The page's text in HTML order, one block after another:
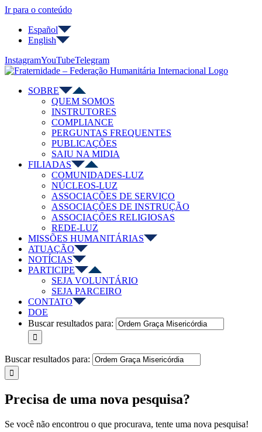
Ir para o conteúdo
Español
English
InstagramYouTubeTelegram
SOBRE
QUEM SOMOS
INSTRUTORES
COMPLIANCE
PERGUNTAS FREQUENTES
PUBLICAÇÕES
SAIU NA MIDIA
FILIADAS
COMUNIDADES-LUZ
NÚCLEOS-LUZ
ASSOCIAÇÕES DE SERVIÇO
ASSOCIAÇÕES DE INSTRUÇÃO
ASSOCIAÇÕES RELIGIOSAS
REDE-LUZ
MISSÕES HUMANITÁRIAS
ATUAÇÃO
NOTÍCIAS
PARTICIPE
SEJA VOLUNTÁRIO
SEJA PARCEIRO
CONTATO
DOE
Buscar resultados para:
Buscar resultados para:
Precisa de uma nova pesquisa?
Se você não encontrou o que procurava, tente uma nova pesquisa!